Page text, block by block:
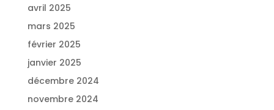
avril 2025
mars 2025
février 2025
janvier 2025
décembre 2024
novembre 2024